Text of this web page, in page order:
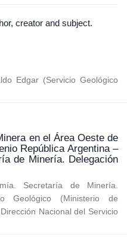
creator and subject.
Edgar (Servicio Geológico
en el Área Oeste de
República Argentina –
de Minería. Delegación
Secretaría de Minería.
Geológico
(Ministerio de
Nacional del Servicio